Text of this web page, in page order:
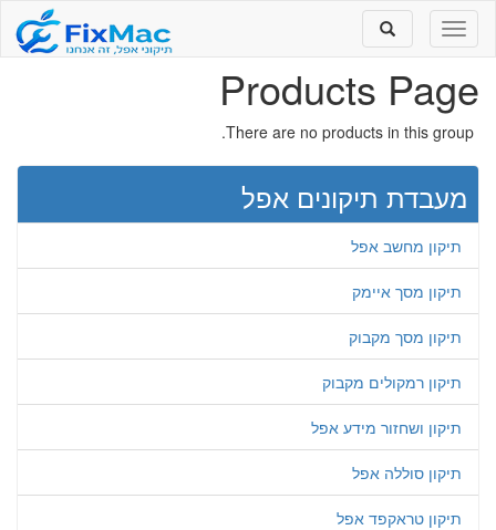
Toggle
navigation
Toggle
search
Products Page
There are no products in this group.
מעבדת תיקונים אפל
תיקון מחשב אפל
תיקון מסך איימק
תיקון מסך מקבוק
תיקון רמקולים מקבוק
תיקון ושחזור מידע אפל
תיקון סוללה אפל
תיקון טראקפד אפל